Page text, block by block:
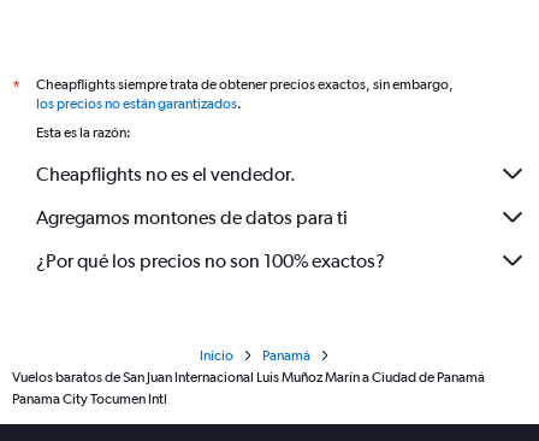
*
Cheapflights siempre trata de obtener precios exactos, sin embargo,
los precios no están garantizados.
Esta es la razón:
Cheapflights no es el vendedor.
Agregamos montones de datos para ti
¿Por qué los precios no son 100% exactos?
Inicio
Panamá
Vuelos baratos de San Juan Internacional Luis Muñoz Marín a Ciudad de Panamá
Panama City Tocumen Intl